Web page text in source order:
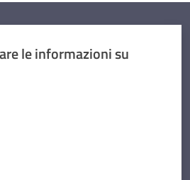
le informazioni su